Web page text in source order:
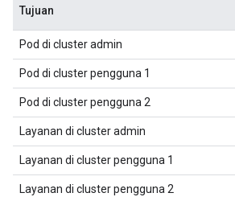
Tujuan
Pod di cluster admin
Pod di cluster pengguna 1
Pod di cluster pengguna 2
Layanan di cluster admin
Layanan di cluster pengguna 1
Layanan di cluster pengguna 2